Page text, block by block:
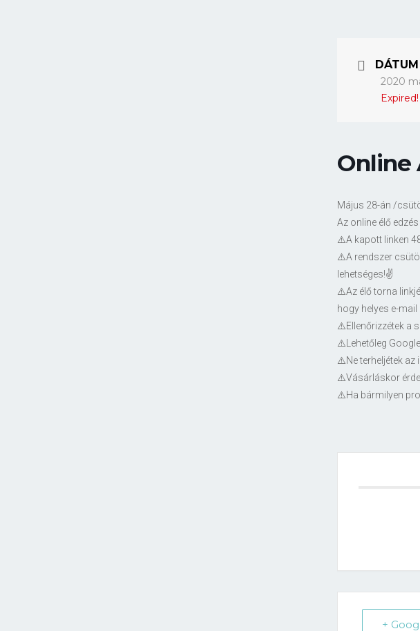
DÁTUM
2020
Expired!
Online
Május 28-án /
Az online élő
⚠️A kapott linken
⚠️A rendszer
lehetséges!✌️
⚠️Az élő torna
hogy helyes e-
⚠️Ellenőrizzétek a
⚠️Lehetőleg
⚠️Ne terheljétek az
⚠️Vásárláskor
⚠️Ha bármilyen
+